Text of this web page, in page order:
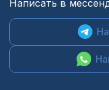
Написать в